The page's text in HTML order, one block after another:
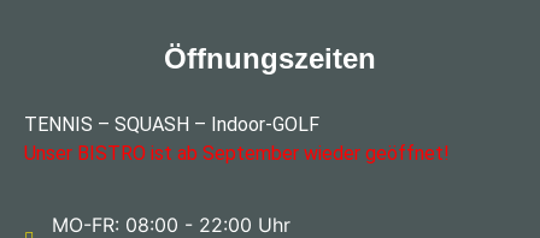
Öffnungszeiten
TENNIS – SQUASH – Indoor-GOLF
Unser BISTRO ist ab September wieder geöffnet!
MO-FR: 08:00 - 22:00 Uhr